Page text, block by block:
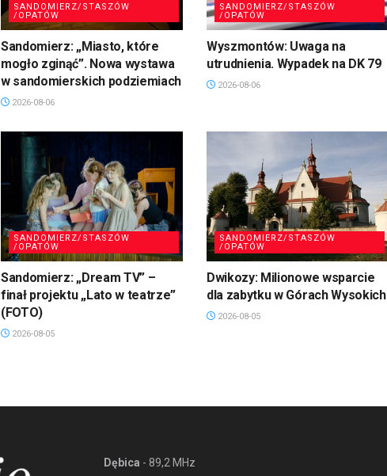
SANDOMIERZ/STASZÓW
/OPATÓW
Sandomierz: „Miasto, które
mogło zginąć”. Nowa wystawa
w sandomierskich podziemiach
2026-08-06
SANDOMIERZ/STASZÓW
/OPATÓW
Wyszmontów: Uwaga na
utrudnienia. Wypadek na DK 79
2026-08-06
SANDOMIERZ/STASZÓW
/OPATÓW
Sandomierz: „Dream TV” –
finał projektu „Lato w teatrze”
(FOTO)
2026-08-05
SANDOMIERZ/STASZÓW
/OPATÓW
Dwikozy: Milionowe wsparcie
dla zabytku w Górach Wysokich
2026-08-05
Dębica - 89,2 MHz